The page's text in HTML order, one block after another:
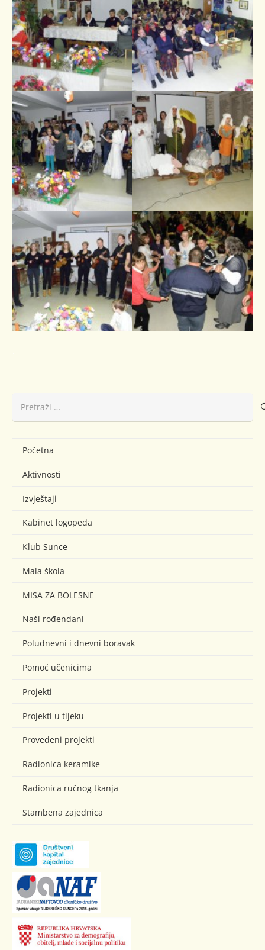
Početna
Aktivnosti
Izvještaji
Kabinet logopeda
Klub Sunce
Mala škola
MISA ZA BOLESNE
Naši rođendani
Poludnevni i dnevni boravak
Pomoć učenicima
Projekti
Projekti u tijeku
Provedeni projekti
Radionica keramike
Radionica ručnog tkanja
Stambena zajednica